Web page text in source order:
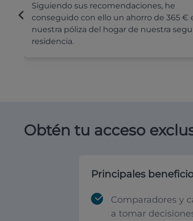
Siguiendo sus recomendaciones, he
conseguido con ello un ahorro de 365 €
nuestra póliza del hogar de nuestra
residencia.
Obtén tu acceso
Principales
Comparadores y
a tomar